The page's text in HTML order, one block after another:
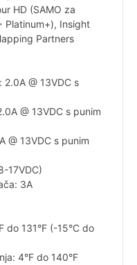
HD (SAMO za
Platinum+), Insight
Partners
@ 13VDC s
@ 13VDC s punim
@ 13VDC s punim
17VDC)
3A
do 131°F (-15°C do
4°F do 140°F